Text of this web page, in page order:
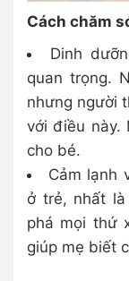
Cách chăm
Dinh
quan trọng.
nhưng người
với điều này.
cho bé.
Cảm lạnh
ở trẻ, nhất
phá mọi thứ
giúp mẹ biết